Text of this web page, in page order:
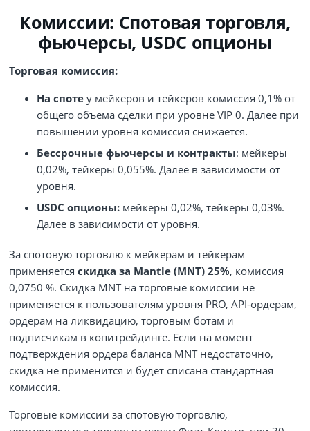
Комиссии: Спотовая торговля,
фьючерсы, USDC опционы
Торговая комиссия:
На споте у мейкеров и тейкеров комиссия 0,1% от
общего объема сделки при уровне VIP 0. Далее при
повышении уровня комиссия снижается.
Бессрочные фьючерсы и контракты: мейкеры
0,02%, тейкеры 0,055%. Далее в зависимости от
уровня.
USDC опционы: мейкеры 0,02%, тейкеры 0,03%.
Далее в зависимости от уровня.
За спотовую торговлю к мейкерам и тейкерам
применяетсяскидка за Mantle (MNT) 25%, комиссия
0,0750 %. Скидка MNT на торговые комиссии не
применяется к пользователям уровня PRO, API-ордерам,
ордерам на ликвидацию, торговым ботам и
подписчикам в копитрейдинге. Если на момент
подтверждения ордера баланса MNT недостаточно,
скидка не применится и будет списана стандартная
комиссия.
Торговые комиссии за спотовую торговлю,